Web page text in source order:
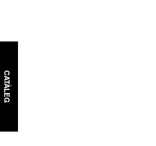
CATÀLEG